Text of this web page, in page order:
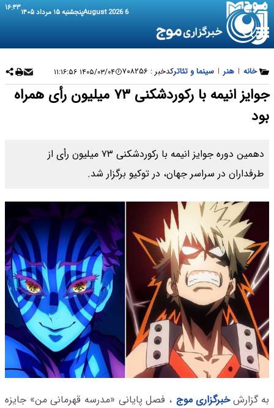
6 August 2026 پنجشنبه ۱۵ مرداد ۱۴۰۵ ۱۶:۴۳
خانه | هنر | سینما و تئاترکدخبر : ۷۰۸۲۵۶ ۱۴۰۵/۰۳/۰۴ ۱۱:۱۶:۵۶
جوایز انیمه با رکوردشکنی ۷۳ میلیون رأی همراه
بود
دهمین دوره جوایز انیمه با رکوردشکنی ۷۳ میلیون رأی از
طرفداران در سراسر جهان، در توکیو برگزار شد.
به گزارشخبرگزاری موج ، فصل پایانی «مدرسه قهرمانی من» جایزه